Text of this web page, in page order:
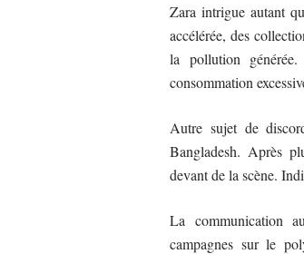
Zara intrigue autant
accélérée, des
la pollution
consommation
Autre sujet de
Bangladesh. Après
devant de la scène.
La communication
campagnes sur le